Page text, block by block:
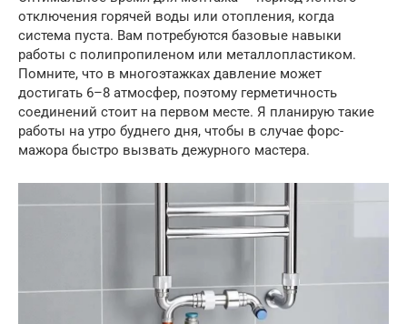
отключения горячей воды или отопления, когда
система пуста. Вам потребуются базовые навыки
работы с полипропиленом или металлопластиком.
Помните, что в многоэтажках давление может
достигать 6–8 атмосфер, поэтому герметичность
соединений стоит на первом месте. Я планирую такие
работы на утро буднего дня, чтобы в случае форс-
мажора быстро вызвать дежурного мастера.